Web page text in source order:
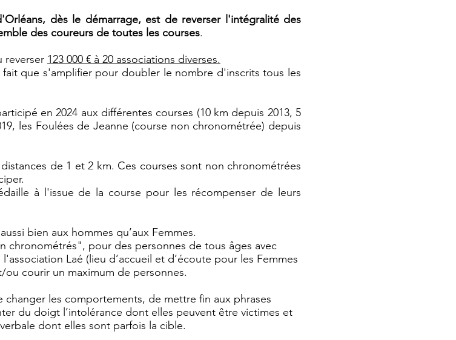
dès le démarrage, est de reverser l'intégralité des
des coureurs de toutes les courses.
reverser 123 000 € à 20 associations diverses.
que s'amplifier pour doubler le nombre d'inscrits tous les
en 2024 aux différentes courses (10 km depuis 2013, 5
les Foulées de Jeanne (course non chronométrée) depuis
de 1 et 2 km. Ces courses sont non chronométrées
à l'issue de la course pour les récompenser de leurs
bien aux hommes qu’aux Femmes.
chronométrés", pour des personnes de tous âges avec
Laé (lieu d’accueil et d’écoute pour les Femmes
courir un maximum de personnes.
les comportements, de mettre fin aux phrases
du doigt l’intolérance dont elles peuvent être victimes et
dont elles sont parfois la cible.